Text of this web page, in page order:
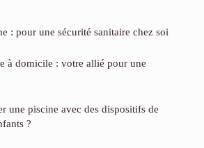
: pour une sécurité sanitaire chez soi
à domicile : votre allié pour une
une piscine avec des dispositifs de
?